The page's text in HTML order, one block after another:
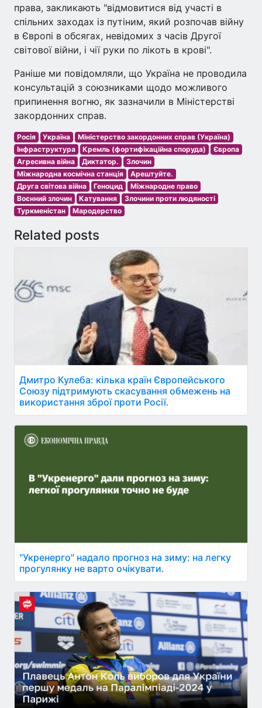
права, закликають "відмовитися від участі в
спільних заходах із путіним, який розпочав війну
в Європі в обсягах, невідомих з часів Другої
світової війни, і чії руки по лікоть в крові".
Раніше ми повідомляли, що Україна не проводила
консультацій з союзниками щодо можливого
припинення вогню, як зазначили в Міністерстві
закордонних справ.
Росія Україна
Міністерство закордонних справ (Україна)
Інфраструктура
Кремль (фортифікаційна споруда)
Європа
Агресивна війна
Диктатор.
Злочин
Міжнародна космічна станція
Арештуйте.
Друга світова війна
Геноцид
Міжнародне право
Воєнний злочин
Катування
Злочини проти людяності
Туркменістан
Мародерство
Related posts
Дмитро Кулеба: кілька країн Європейського
Союзу підтримують скасування обмежень на
використання зброї проти Росії.
"Укренерго" надало прогноз на зиму: на легку
прогулянку не варто очікувати.